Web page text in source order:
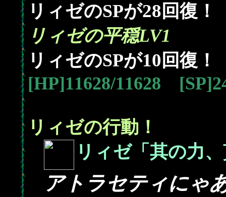
リィゼのSPが28 回復！
リィゼの平穏LV1
リィゼのSPが10 回復！
[HP]11628/11628
リィゼの行動！
リィゼ「其の力
アトラセティにゃ